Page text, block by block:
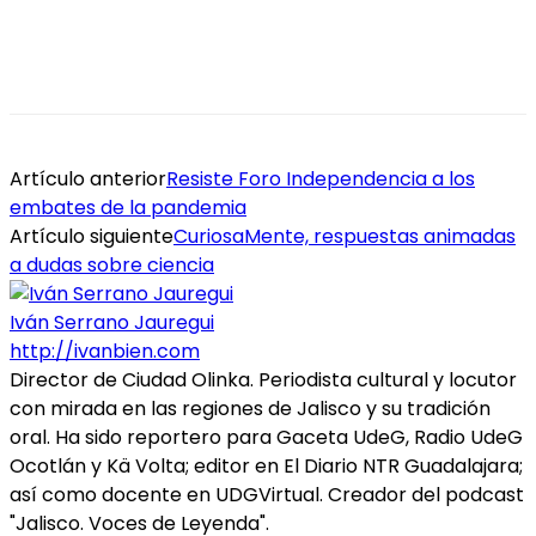
Artículo anteriorResiste Foro Independencia a los
embates de la pandemia
Artículo siguienteCuriosaMente, respuestas animadas
a dudas sobre ciencia
Iván Serrano Jauregui
http://ivanbien.com
Director de Ciudad Olinka. Periodista cultural y locutor
con mirada en las regiones de Jalisco y su tradición
oral. Ha sido reportero para Gaceta UdeG, Radio UdeG
Ocotlán y Kä Volta; editor en El Diario NTR Guadalajara;
así como docente en UDGVirtual. Creador del podcast
"Jalisco. Voces de Leyenda".